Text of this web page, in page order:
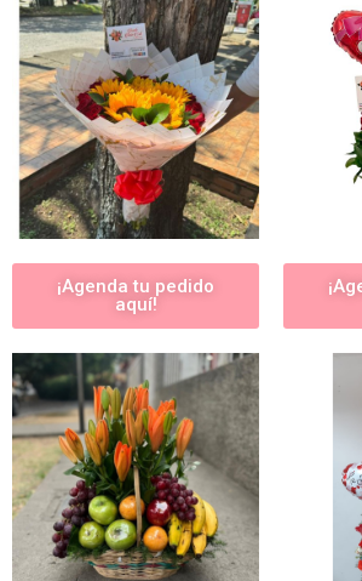
¡Agenda tu pedido
aquí!